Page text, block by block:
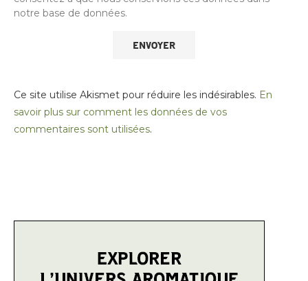
notre base de données.
Ce site utilise Akismet pour réduire les indésirables. En
savoir plus sur comment les données de vos
commentaires sont utilisées.